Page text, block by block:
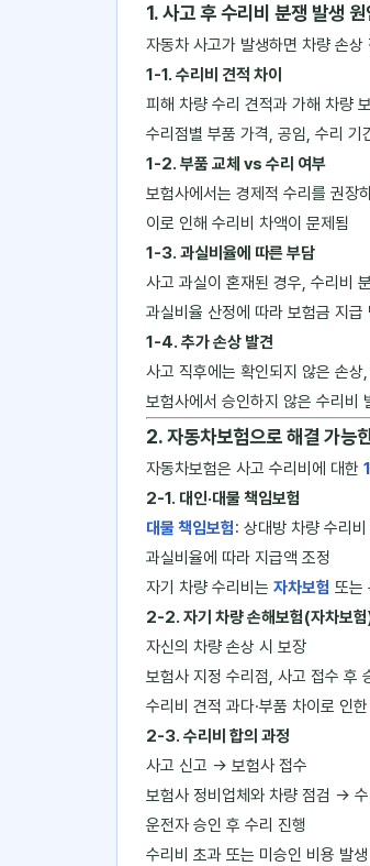
1. 사고 후 수리비 분쟁 발생 원
자동차 사고가 발생하면 차량 손
1-1. 수리비 견적 차이
피해 차량 수리 견적과 가해 차량
수리점별 부품 가격, 공임, 수리 기
1-2. 부품 교체 vs 수리 여부
보험사에서는 경제적 수리를 권장
이로 인해 수리비 차액이 문제됨
1-3. 과실비율에 따른 부담
사고 과실이 혼재된 경우, 수리비
과실비율 산정에 따라 보험금 지급
1-4. 추가 손상 발견
사고 직후에는 확인되지 않은 손
보험사에서 승인하지 않은 수리비
2. 자동차보험으로 해결 가능
자동차보험은 사고 수리비에 대한
2-1. 대인·대물 책임보험
대물 책임보험: 상대방 차량 수리
과실비율에 따라 지급액 조정
자기 차량 수리비는 자차보험 또는
2-2. 자기 차량 손해보험(자차보
자신의 차량 손상 시 보장
보험사 지정 수리점, 사고 접수 후
수리비 견적 과다·부품 차이로 인
2-3. 수리비 합의 과정
사고 신고 → 보험사 접수
보험사 정비업체와 차량 점검 →
운전자 승인 후 수리 진행
수리비 초과 또는 미승인 비용 발